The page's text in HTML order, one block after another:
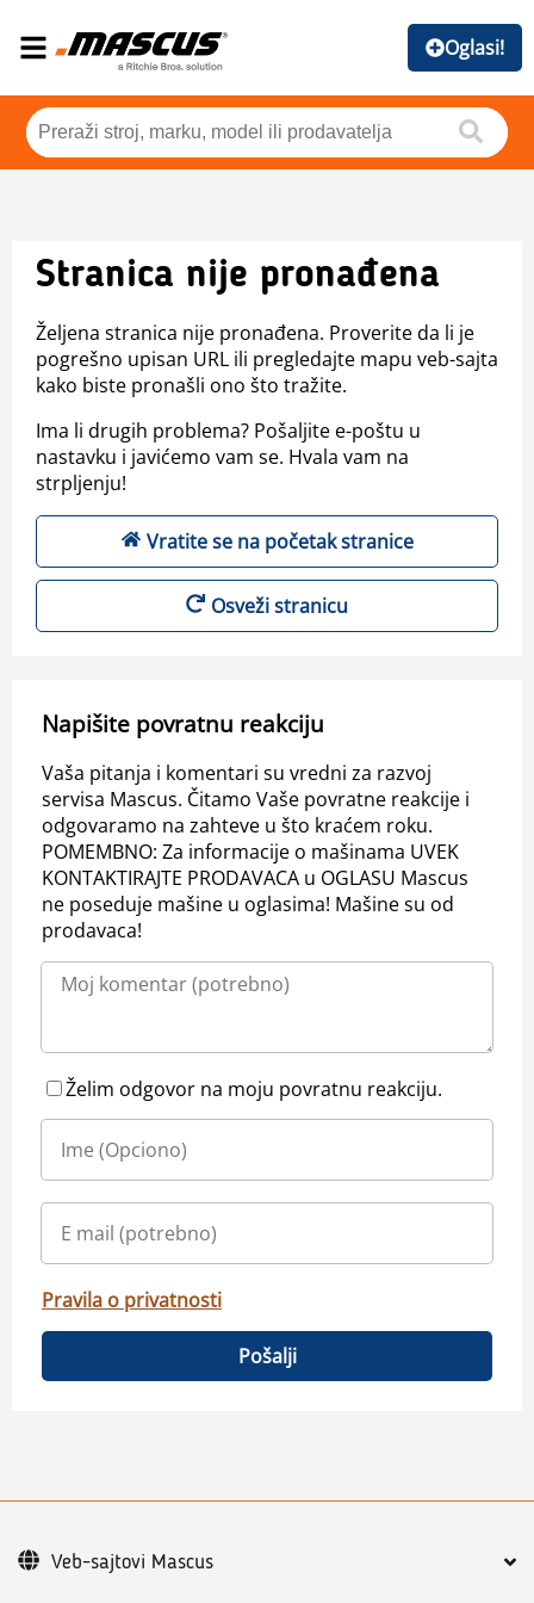
Oglasi!
Stranica nije pronađena
Željena stranica nije pronađena. Proverite da li je
pogrešno upisan URL ili pregledajte mapu veb-sajta
kako biste pronašli ono što tražite.
Ima li drugih problema? Pošaljite e-poštu u
nastavku i javićemo vam se. Hvala vam na
strpljenju!
Vratite se na početak stranice
Osveži stranicu
Napišite povratnu reakciju
Vaša pitanja i komentari su vredni za razvoj
servisa Mascus. Čitamo Vaše povratne reakcije i
odgovaramo na zahteve u što kraćem roku.
POMEMBNO: Za informacije o mašinama UVEK
KONTAKTIRAJTE PRODAVACA u OGLASU Mascus
ne poseduje mašine u oglasima! Mašine su od
prodavaca!
Želim odgovor na moju povratnu reakciju.
Pravila o privatnosti
Pošalji
Veb-sajtovi Mascus